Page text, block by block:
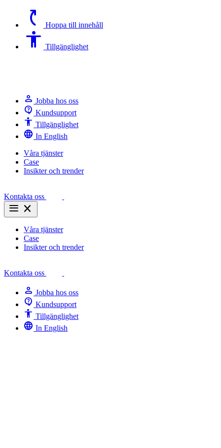
switch_access_shortcut Hoppa till innehåll
Accessibility Tillgänglighet
person Jobba hos oss
contact_support Kundsupport
Accessibility Tillgänglighet
language In English
Våra tjänster
Case
Insikter och trender
Kontakta oss
menu close
Våra tjänster
Case
Insikter och trender
Kontakta oss
person Jobba hos oss
contact_support Kundsupport
Accessibility Tillgänglighet
language In English